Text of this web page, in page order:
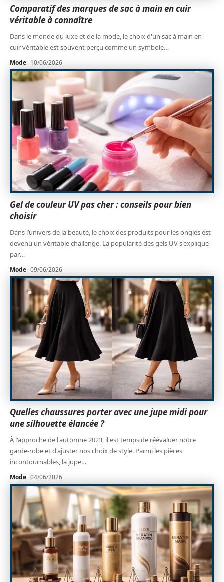
Comparatif des marques de sac à main en cuir
véritable à connaître
Dans le monde du luxe et de la mode, le choix d'un sac à main en
cuir véritable est souvent perçu comme un symbole…
Mode 10/06/2026
Gel de couleur UV pas cher : conseils pour bien
choisir
Dans l’univers de la beauté, le choix des produits pour les ongles est
devenu un véritable challenge. La popularité des gels UV s'explique
par…
Mode 09/06/2026
Quelles chaussures porter avec une jupe midi pour
une silhouette élancée ?
À l'approche de l'automne 2023, il est temps de réévaluer notre
garde-robe et d'ajuster nos choix de style. Parmi les pièces
incontournables, la jupe…
Mode 04/06/2026